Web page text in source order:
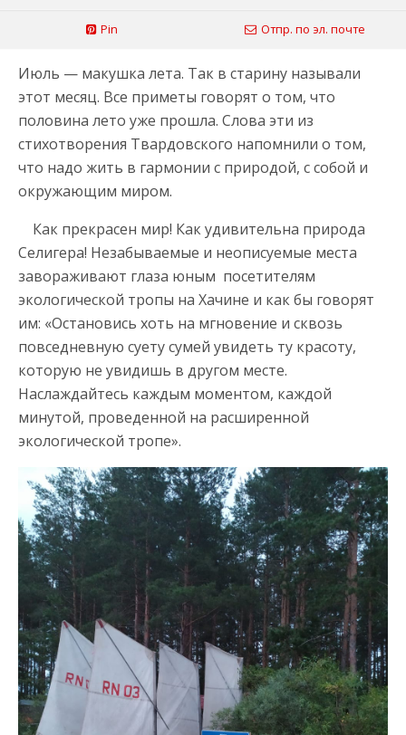
Pin Отпр. по эл. почте
Июль — макушка лета. Так в старину называли
этот месяц. Все приметы говорят о том, что
половина лето уже прошла. Слова эти из
стихотворения Твардовского напомнили о том,
что надо жить в гармонии с природой, с собой и
окружающим миром.
Как прекрасен мир! Как удивительна природа
Селигера! Незабываемые и неописуемые места
завораживают глаза юным посетителям
экологической тропы на Хачине и как бы говорят
им: «Остановись хоть на мгновение и сквозь
повседневную суету сумей увидеть ту красоту,
которую не увидишь в другом месте.
Наслаждайтесь каждым моментом, каждой
минутой, проведенной на расширенной
экологической тропе».